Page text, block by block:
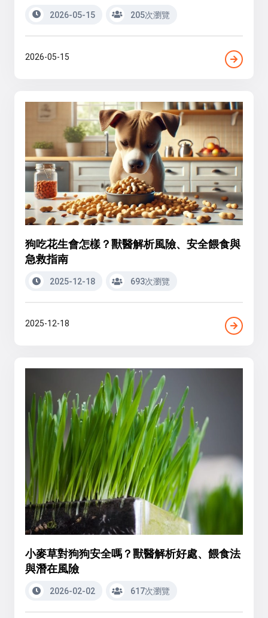
2026-05-15 205次瀏覽
2026-05-15
狗吃花生會怎樣？獸醫解析風險、安全餵食與
急救指南
2025-12-18 693次瀏覽
2025-12-18
小麥草對狗狗安全嗎？獸醫解析好處、餵食法
與潛在風險
2026-02-02 617次瀏覽